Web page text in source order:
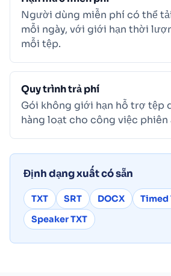
Người dùng miễn phí có thể
mỗi ngày, với giới hạn thời
mỗi tệp.
Quy trình trả phí
Gói không giới hạn hỗ trợ tệp
hàng loạt cho công việc phiên
Định dạng xuất có sẵn
TXT SRT DOCX
Timed
Speaker TXT